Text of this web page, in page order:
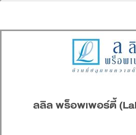
ลลิล พร็อพเพอร์ตี้